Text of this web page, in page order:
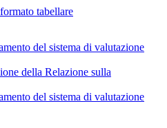
tabellare
del sistema di valutazione
della Relazione sulla
del sistema di valutazione